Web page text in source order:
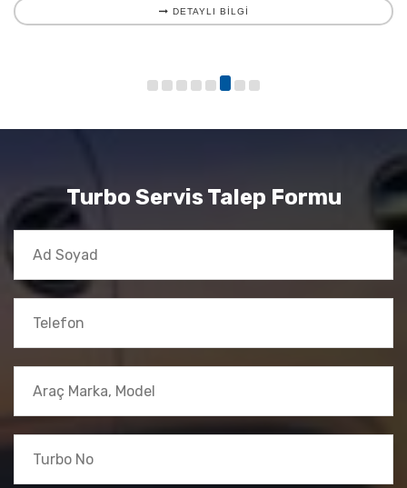
DETAYLI BILGI
Turbo Servis Talep Formu